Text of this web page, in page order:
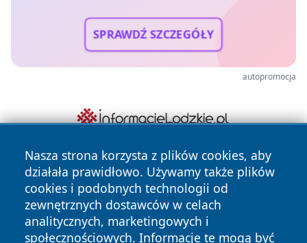
SPRAWDŹ SZCZEGÓŁY
autopromocja
Nasza strona korzysta z plików cookies, aby
działała prawidłowo. Używamy także plików
cookies i podobnych technologii od
zewnętrznych dostawców w celach
analitycznych, marketingowych i
społecznościowych. Informacje te mogą być